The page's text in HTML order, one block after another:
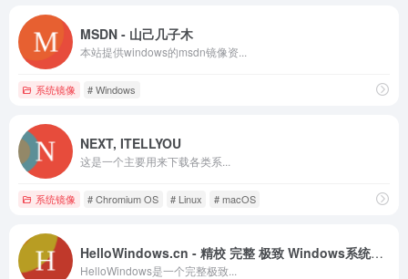
MSDN - 山己几子木
本站提供windows的msdn镜像资...
系统镜像 # Windows
NEXT, ITELLYOU
这是一个主要用来下载各类系...
系统镜像 # Chromium OS # Linux # macOS
HelloWindows.cn - 精校 完整 极致 Windows系统下载仓储站
HelloWindows是一个完整极致...